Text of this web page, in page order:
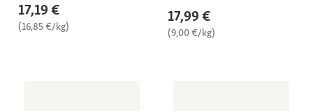
17,19 €
(16,85 €/kg)
17,99 €
(9,00 €/kg)